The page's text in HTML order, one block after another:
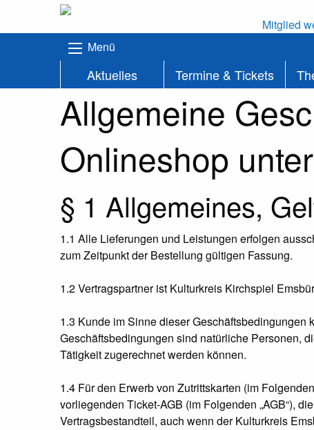
Mitglied
Menü
Aktuelles Termine & Tickets
Allgemeine
Onlineshop
§ 1 Allgemeines,
1.1 Alle Lieferungen und Leistungen erfolgen
zum Zeitpunkt der Bestellung gültigen Fassung.
1.2 Vertragspartner ist Kulturkreis Kirchspiel
1.3 Kunde im Sinne dieser Geschäftsbedingungen
Geschäftsbedingungen sind natürliche Personen,
Tätigkeit zugerechnet werden können.
1.4 Für den Erwerb von Zutrittskarten (im
vorliegenden Ticket-AGB (im Folgenden „AGB“),
Vertragsbestandteil, auch wenn der Kulturkreis